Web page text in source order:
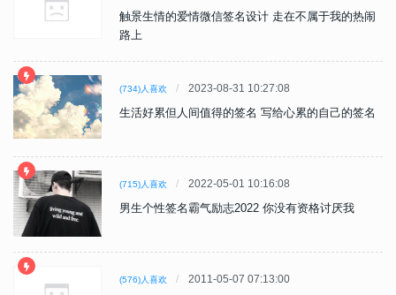
触景生情的爱情微信签名设计 走在不属于我的热闹
路上
(734)人喜欢 2023-08-31 10:27:08
生活好累但人间值得的签名 写给心累的自己的签名
(715)人喜欢 2022-05-01 10:16:08
男生个性签名霸气励志2022 你没有资格讨厌我
(576)人喜欢 2011-05-07 07:13:00